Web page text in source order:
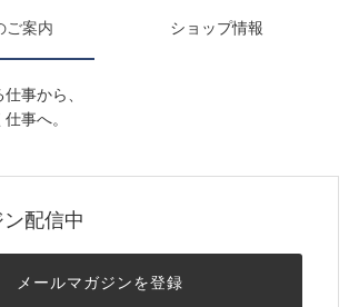
ご案内 ショップ情報
事から、
事へ。
配信中
メールマガジンを登録